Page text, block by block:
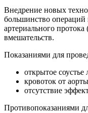
Внедрение новых
большинство
артериального
вмешательств.
Показаниями для
открытое соустье
кровоток от
отсутствие
Противопоказаниями